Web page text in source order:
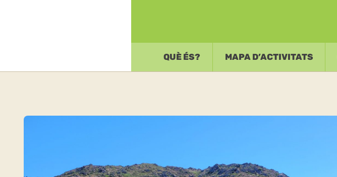
QUÈ ÉS? MAPA D’ACTIVITATS